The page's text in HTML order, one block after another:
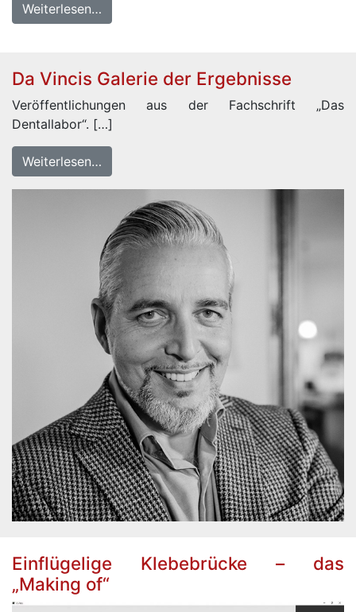
Weiterlesen…
Da Vincis Galerie der Ergebnisse
Veröffentlichungen aus der Fachschrift „Das
Dentallabor“. […]
Weiterlesen…
Einflügelige Klebebrücke – das
„Making of“